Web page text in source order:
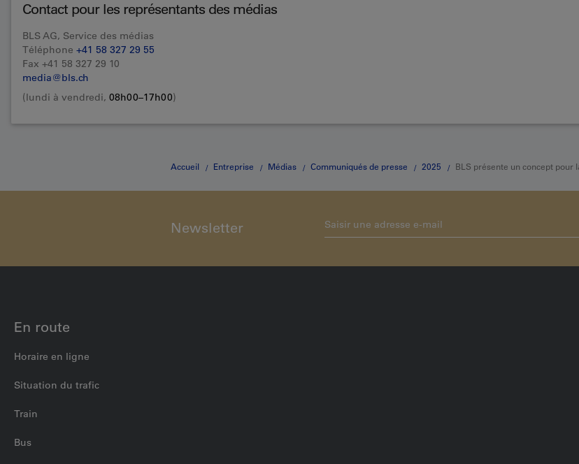
Contact pour les représentants des médias
BLS AG, Service des médias
Téléphone +41 58 327 29 55
Fax +41 58 327 29 10
media@bls.ch
(lundi à vendredi, 08h00–17h00)
Accueil Entreprise Médias Communiqués de presse 2025 BLS présente un concept pour
Newsletter
En route
Horaire en ligne
Situation du trafic
Train
Bus